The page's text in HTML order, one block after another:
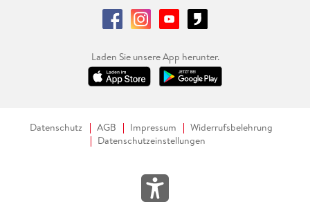
Laden Sie unsere App herunter.
Datenschutz AGB Impressum
Widerrufsbelehrung
Datenschutzeinstellungen